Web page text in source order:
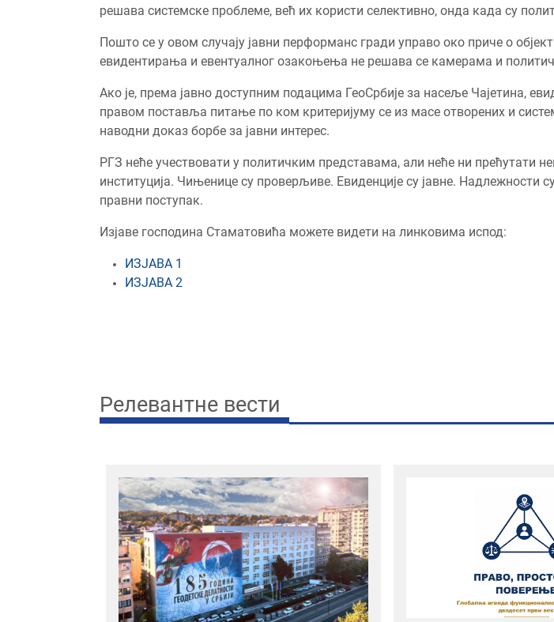
решава системске проблеме, већ их користи селективно, онда када су
Пошто се у овом случају јавни перформанс гради управо око приче о
евидентирања и евентуалног озакоњења не решава се камерама и
Ако је, према јавно доступним подацима ГеоСрбије за насеље Чајетина,
правом поставља питање по ком критеријуму се из масе отворених и
наводни доказ борбе за јавни интерес.
РГЗ неће учествовати у политичким представама, али неће ни прећутати
институција. Чињенице су проверљиве. Евиденције су јавне. Надлежности
правни поступак.
Изјаве господина Стаматовића можете видети на линковима испод:
ИЗЈАВА 1
ИЗЈАВА 2
Релевантне вести